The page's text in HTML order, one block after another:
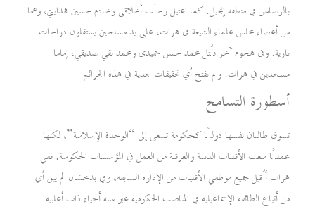
بالرصاص في منطقة إنجيل. كما اغتيل رجَب أخلاقي وخادم حسين هدايتي، وهما
من أعضاء مجلس علماء الشيعة في هرات، على يد مسلحين يستقلون دراجات
نارية. وفي هجوم آخر قُتل محمد حسن حميدي ومحمد تقي صديقي، إماما
مسجدين في هرات. ولم تفتح أي تحقيقات جدية في هذه الجرائم
أسطورة التسامح
تسوق طالبان نفسها دوليًا كحكومة تسعى إلى “الوحدة الإسلامية”، لكنها
عمليًا منعت الأقليات الدينية والعرقية من العمل في المؤسسات الحكومية. ففي
هرات أُقيل جميع موظفي الأقليات من الإدارة السابقة، وفي بدخشان لم يبق أي
من أتباع الطائفة الإسماعيلية في المناصب الحكومية عبر ستة أحياء ذات أغلبية